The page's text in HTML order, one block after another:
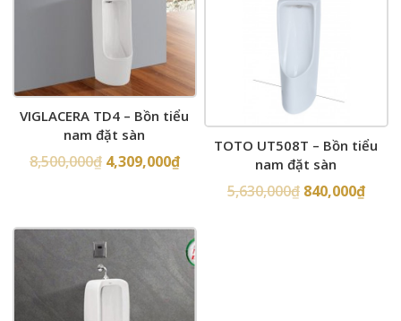
VIGLACERA TD4 – Bồn tiểu
nam đặt sàn
8,500,000₫ 4,309,000₫
TOTO UT508T – Bồn tiểu
nam đặt sàn
5,630,000₫ 840,000₫